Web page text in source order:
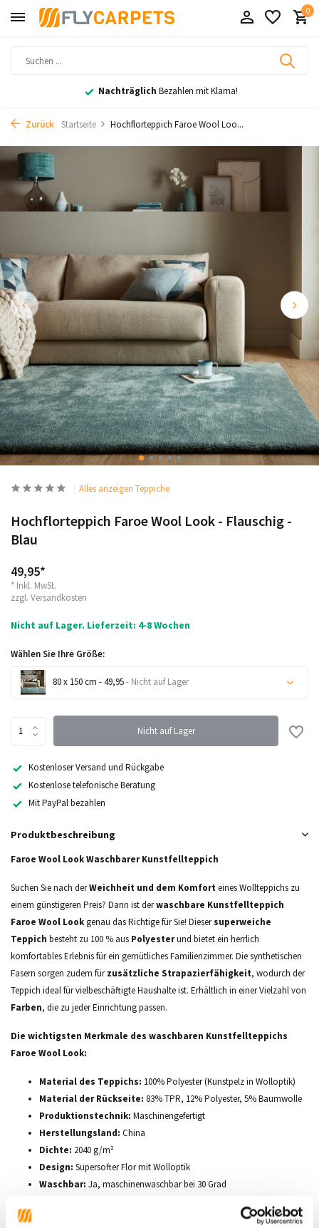
0
Nachträglich Bezahlen mit Klarna!
Zurück Startseite Hochflorteppich Faroe Wool Loo...
Alles anzeigen Teppiche
Hochflorteppich Faroe Wool Look - Flauschig -
Blau
49,95*
* Inkl. MwSt.
zzgl. Versandkosten
Nicht auf Lager. Lieferzeit: 4-8 Wochen
Wählen Sie Ihre Größe:
80 x 150 cm - 49,95- Nicht auf Lager
Nicht auf Lager
Nicht auf Lager
Kostenloser Versand und Rückgabe
Kostenlose telefonische Beratung
Mit PayPal bezahlen
Produktbeschreibung
Faroe Wool Look Waschbarer Kunstfellteppich
Suchen Sie nach derWeichheit und dem Komforteines Wollteppichs zu
einem günstigeren Preis? Dann ist derwaschbare Kunstfellteppich
Faroe Wool Lookgenau das Richtige für Sie! Diesersuperweiche
Teppich besteht zu 100 % aus Polyesterund bietet ein herrlich
komfortables Erlebnis für ein gemütliches Familienzimmer. Die synthetischen
Fasern sorgen zudem fürzusätzliche Strapazierfähigkeit, wodurch der
Teppich ideal für vielbeschäftigte Haushalte ist. Erhältlich in einer Vielzahl von
Farben, die zu jeder Einrichtung passen.
Die wichtigsten Merkmale des waschbaren Kunstfellteppichs
Faroe Wool Look:
Material des Teppichs: 100% Polyester (Kunstpelz in Wolloptik)
Material der Rückseite: 83% TPR, 12% Polyester, 5% Baumwolle
Produktionstechnik: Maschinengefertigt
Herstellungsland: China
Dichte: 2040 g/m²
Design: Supersofter Flor mit Wolloptik
Waschbar: Ja, maschinenwaschbar bei 30 Grad
Pflege: